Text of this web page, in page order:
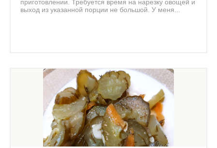
приготовлении. Требуется время на нарезку овощей и
выход из указанной порции не большой. У меня...